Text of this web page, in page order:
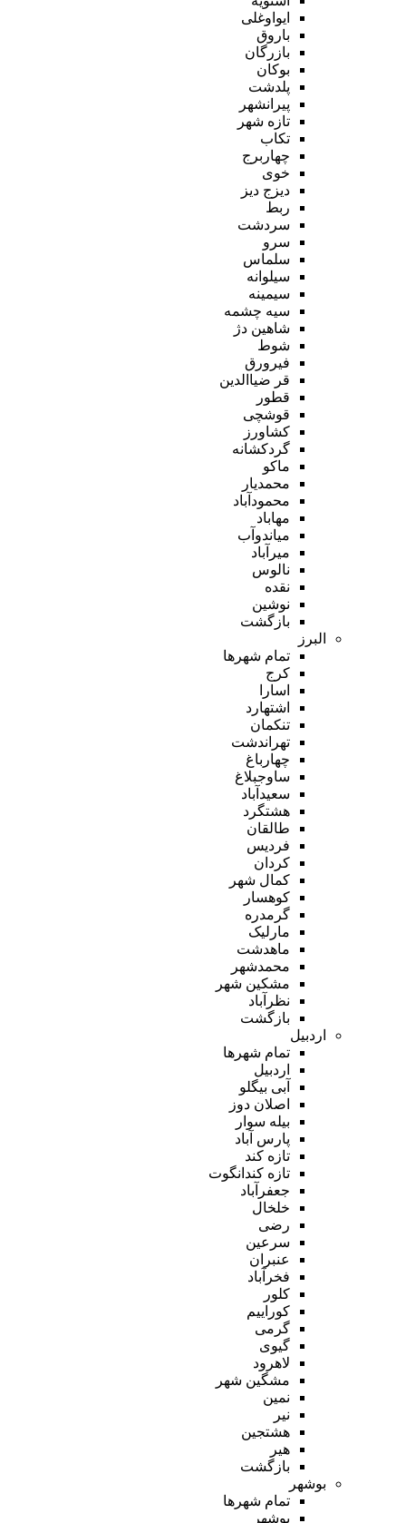
ایواوغلی
باروق
بازرگان
بوکان
پلدشت
پیرانشهر
تازه شهر
تکاب
چهاربرج
خوی
دیزج دیز
ربط
سردشت
سرو
سلماس
سیلوانه
سیمینه
سیه چشمه
شاهین دژ
شوط
فیرورق
قر ضیاالدین
قطور
قوشچی
کشاورز
گردکشانه
ماکو
محمدیار
محمودآباد
مهاباد
میاندوآب
میرآباد
نالوس
نقده
نوشین
بازگشت
البرز
تمام شهر‌ها
کرج
اسارا
اشتهارد
تنکمان
تهراندشت
چهارباغ
ساوجبلاغ
سعیدآباد
هشتگرد
طالقان
فردیس
کردان
کمال شهر
کوهسار
گرمدره
مارلیک
ماهدشت
محمدشهر
مشکین شهر
نظرآباد
بازگشت
اردبیل
تمام شهر‌ها
اردبیل
آبی بیگلو
اصلان دوز
بیله سوار
پارس آباد
تازه کند
تازه کندانگوت
جعفرآباد
خلخال
رضی
سرعین
عنبران
فخرآباد
کلور
کوراییم
گرمی
گیوی
لاهرود
مشگین شهر
نمین
نیر
هشتجین
هیر
بازگشت
بوشهر
تمام شهر‌ها
بوشهر